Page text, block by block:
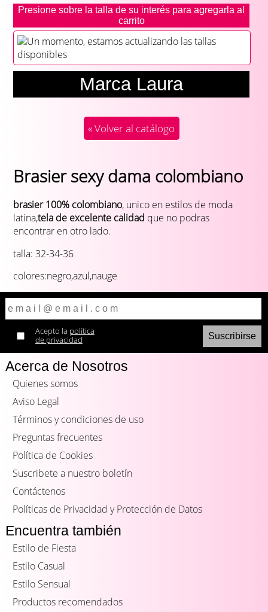
Presione sobre la talla de su interés para agregarla al
carrito
Un momento, estamos actualizando las tallas
disponibles
Marca Laura
« Volver al catálogo
Brasier sexy dama colombiano
brasier 100% colombiano, unico en estilos de moda
latina,tela de excelente calidad que no podras
encontrar en otro lado.
talla: 32-34-36
colores:negro,azul,nauge
Acepto la política
de privacidad
Acerca de Nosotros
Quienes somos
Aviso Legal
Términos y condiciones de uso
Preguntas frecuentes
Política de Cookies
Suscribete a nuestro boletín
Contáctenos
Políticas de Privacidad y Protección de Datos
Encuentra también
Estilo de Fiesta
Estilo Casual
Estilo Sensual
Productos recomendados